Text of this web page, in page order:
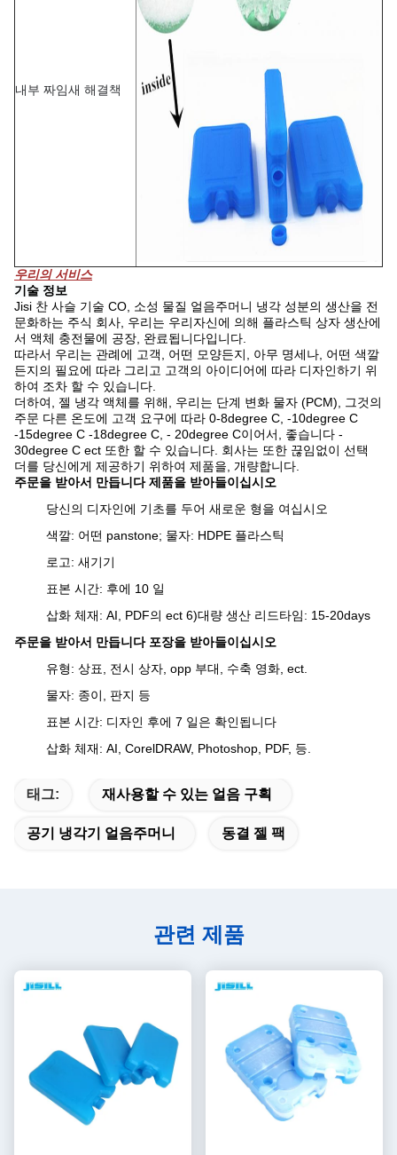
내부 짜임새 해결책
우리의 서비스
기술 정보
Jisi 찬 사슬 기술 CO, 소성 물질 얼음주머니 냉각 성분의 생산을 전
문화하는 주식 회사, 우리는 우리자신에 의해 플라스틱 상자 생산에
서 액체 충전물에 공장, 완료됩니다입니다.
따라서 우리는 관례에 고객, 어떤 모양든지, 아무 명세나, 어떤 색깔
든지의 필요에 따라 그리고 고객의 아이디어에 따라 디자인하기 위
하여 조차 할 수 있습니다.
더하여, 젤 냉각 액체를 위해, 우리는 단계 변화 물자 (PCM), 그것의
주문 다른 온도에 고객 요구에 따라 0-8degree C, -10degree C
-15degree C -18degree C, - 20degree C이어서, 좋습니다 -
30degree C ect 또한 할 수 있습니다. 회사는 또한 끊임없이 선택
더를 당신에게 제공하기 위하여 제품을, 개량합니다.
주문을 받아서 만듭니다 제품을 받아들이십시오
당신의 디자인에 기초를 두어 새로운 형을 여십시오
색깔: 어떤 panstone; 물자: HDPE 플라스틱
로고: 새기기
표본 시간: 후에 10 일
삽화 체재: AI, PDF의 ect 6)대량 생산 리드타임: 15-20days
주문을 받아서 만듭니다 포장을 받아들이십시오
유형: 상표, 전시 상자, opp 부대, 수축 영화, ect.
물자: 종이, 판지 등
표본 시간: 디자인 후에 7 일은 확인됩니다
삽화 체재: AI, CorelDRAW, Photoshop, PDF, 등.
태그: 재사용할 수 있는 얼음 구획
공기 냉각기 얼음주머니 동결 젤 팩
관련 제품